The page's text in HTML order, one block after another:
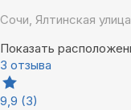
Сочи, Ялтинская
Показать
3 отзыва
9,9 (3)